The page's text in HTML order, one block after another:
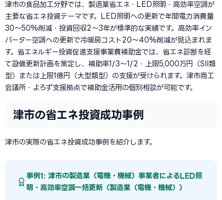
津市の食品加工分野では、製造業省エネ・LED照明・高効率空調が
主要な省エネ投資テーマです。LED照明への更新で年間電力消費量
30〜50%削減・投資回収2〜3年が標準的な実績です。高効率イン
バーター空調への更新で冷暖房コスト20〜40%削減が見込まれま
す。省エネルギー投資促進支援事業費補助金では、省エネ診断を経
て設備更新計画を策定し、補助率1/3〜1/2・上限5,000万円（SII類
型）または上限1億円（大型類型）の支援が受けられます。津市商工
会議所・よろず支援拠点で補助金活用の個別相談が可能です。
津市の省エネ投資成功事例
津市の実際の省エネ投資成功事例を紹介します。
事例1: 津市の製造業（電機・機械）事業者によるLED照
明・高効率空調一括更新（製造業（電機・機械））